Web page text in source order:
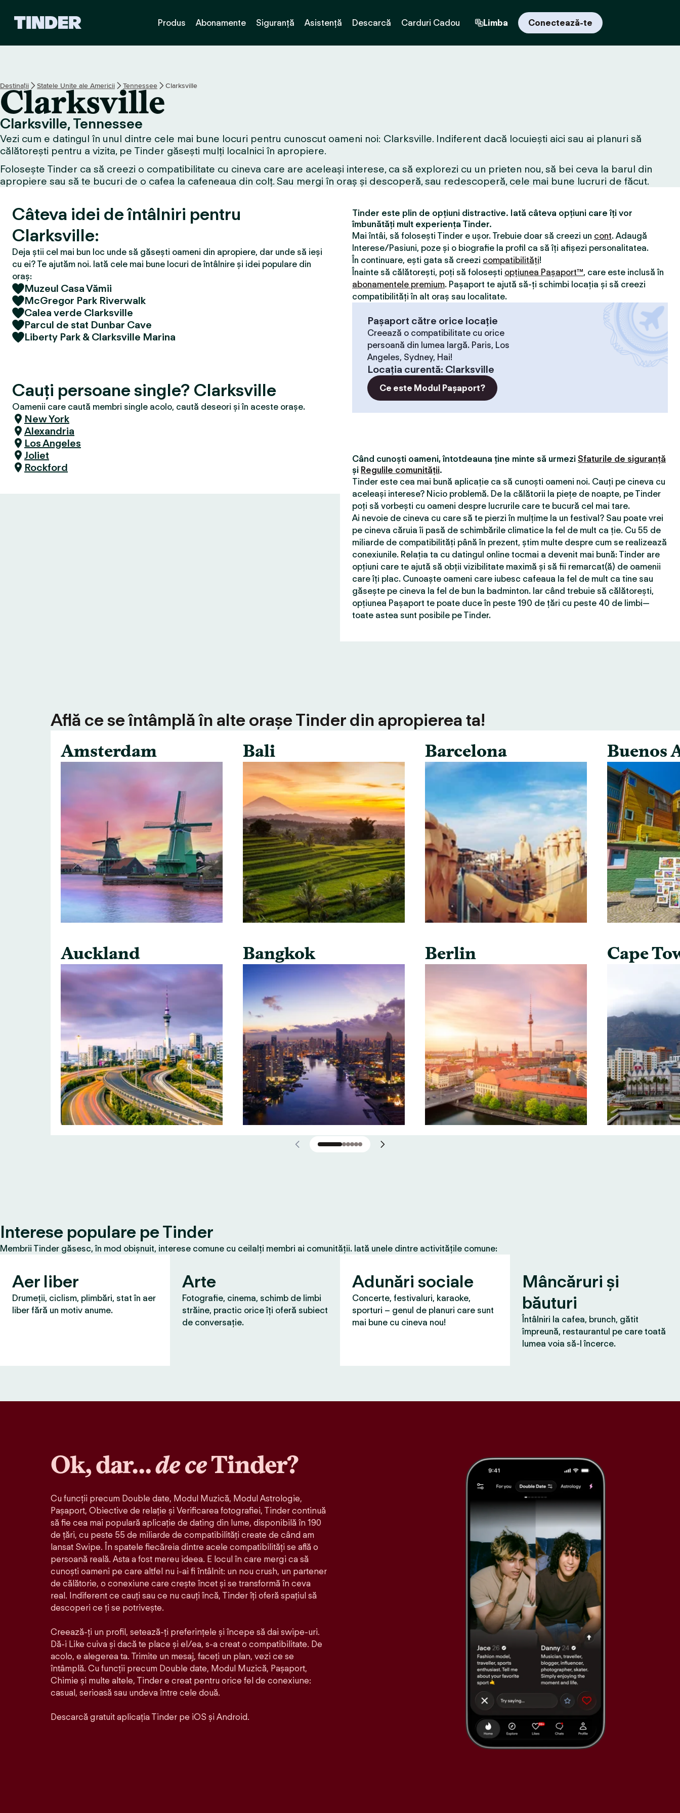
i
n
d
r
Produs Abonamente Siguranță Asistență Descarcă Carduri Cadou Limba Conectează-te
Destinații Statele Unite ale Americii Tennessee Clarksville
Clarksville
Clarksville, Tennessee
Vezi cum e datingul în unul dintre cele mai bune locuri pentru cunoscut oameni noi: Clarksville. Indiferent dacă locuiești aici sau ai planuri să
călătorești pentru a vizita, pe Tinder găsești mulți localnici în apropiere.
Folosește Tinder ca să creezi o compatibilitate cu cineva care are aceleași interese, ca să explorezi cu un prieten nou, să bei ceva la barul din
apropiere sau să te bucuri de o cafea la cafeneaua din colț. Sau mergi în oraș și descoperă, sau redescoperă, cele mai bune lucruri de făcut.
Câteva idei de întâlniri pentru
Clarksville:
Deja știi cel mai bun loc unde să găsești oameni din apropiere, dar unde să ieși
cu ei? Te ajutăm noi. Iată cele mai bune locuri de întâlnire și idei populare din
oraș:
Muzeul Casa Vămii
McGregor Park Riverwalk
Calea verde Clarksville
Parcul de stat Dunbar Cave
Liberty Park & Clarksville Marina
Cauți persoane single? Clarksville
Oamenii care caută membri single acolo, caută deseori și în aceste orașe.
New York
Alexandria
Los Angeles
Joliet
Rockford
Tinder este plin de opțiuni distractive. Iată câteva opțiuni care îți vor
îmbunătăți mult experiența Tinder.
Mai întâi, să folosești Tinder e ușor. Trebuie doar să creezi un cont. Adaugă
Interese/Pasiuni, poze și o biografie la profil ca să îți afișezi personalitatea.
În continuare, ești gata să creezi compatibilităţi!
Înainte să călătorești, poți să folosești opțiunea Pașaport™, care este inclusă în
abonamentele premium. Pașaport te ajută să-ți schimbi locația și să creezi
compatibilităţi în alt oraș sau localitate.
Pașaport către orice locație
Creează o compatibilitate cu orice
persoană din lumea largă. Paris, Los
Angeles, Sydney, Hai!
Locaţia curentă: Clarksville
Ce este Modul Pașaport?
Când cunoști oameni, întotdeauna ține minte să urmezi Sfaturile de siguranță
și Regulile comunității.
Tinder este cea mai bună aplicație ca să cunoști oameni noi. Cauți pe cineva cu
aceleași interese? Nicio problemă. De la călătorii la piețe de noapte, pe Tinder
poți să vorbești cu oameni despre lucrurile care te bucură cel mai tare.
Ai nevoie de cineva cu care să te pierzi în mulțime la un festival? Sau poate vrei
pe cineva căruia îi pasă de schimbările climatice la fel de mult ca ție. Cu 55 de
miliarde de compatibilităţi până în prezent, știm multe despre cum se realizează
conexiunile. Relația ta cu datingul online tocmai a devenit mai bună: Tinder are
opțiuni care te ajută să obții vizibilitate maximă și să fii remarcat(ă) de oamenii
care îți plac. Cunoaște oameni care iubesc cafeaua la fel de mult ca tine sau
găsește pe cineva la fel de bun la badminton. Iar când trebuie să călătorești,
opțiunea Pașaport te poate duce în peste 190 de țări cu peste 40 de limbi—
toate astea sunt posibile pe Tinder.
Află ce se întâmplă în alte orașe Tinder din apropierea ta!
Amsterdam
Auckland
Bali
Bangkok
Barcelona
Berlin
Buenos
Cape
Interese populare pe Tinder
Membrii Tinder găsesc, în mod obișnuit, interese comune cu ceilalți membri ai comunității. Iată unele dintre activitățile comune:
Aer liber
Drumeții, ciclism, plimbări, stat în aer
liber fără un motiv anume.
Arte
Fotografie, cinema, schimb de limbi
străine, practic orice îți oferă subiect
de conversație.
Adunări sociale
Concerte, festivaluri, karaoke,
sporturi – genul de planuri care sunt
mai bune cu cineva nou!
Mâncăruri și
băuturi
Întâlniri la cafea, brunch, gătit
împreună, restaurantul pe care toată
lumea voia să-l încerce.
Ok, dar…de ceTinder?
Cu funcții precum Double date, Modul Muzică, Modul Astrologie,
Pașaport, Obiective de relație și Verificarea fotografiei, Tinder continuă
să fie cea mai populară aplicație de dating din lume, disponibilă în 190
de țări, cu peste 55 de miliarde de compatibilități create de când am
lansat Swipe. În spatele fiecăreia dintre acele compatibilităţi se află o
persoană reală. Asta a fost mereu ideea. E locul în care mergi ca să
cunoști oameni pe care altfel nu i-ai fi întâlnit: un nou crush, un partener
de călătorie, o conexiune care crește încet și se transformă în ceva
real. Indiferent ce cauți sau ce nu cauți încă, Tinder îți oferă spațiul să
descoperi ce ți se potrivește.
Creează-ți un profil, setează-ți preferințele și începe să dai swipe-uri.
Dă-i Like cuiva și dacă te place și el/ea, s-a creat o compatibilitate. De
acolo, e alegerea ta. Trimite un mesaj, faceți un plan, vezi ce se
întâmplă. Cu funcții precum Double date, Modul Muzică, Pașaport,
Chimie și multe altele, Tinder e creat pentru orice fel de conexiune:
casual, serioasă sau undeva între cele două.
Descarcă gratuit aplicația Tinder pe iOS și Android.